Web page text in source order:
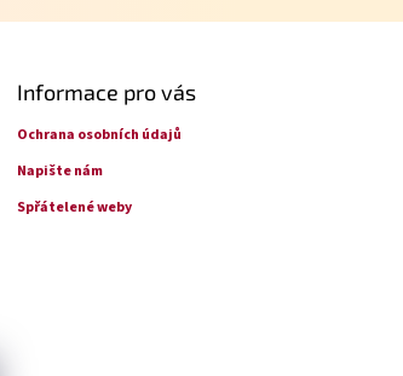
Informace pro vás
Ochrana osobních údajů
Napište nám
Spřátelené weby